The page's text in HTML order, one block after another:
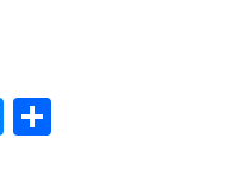
M S